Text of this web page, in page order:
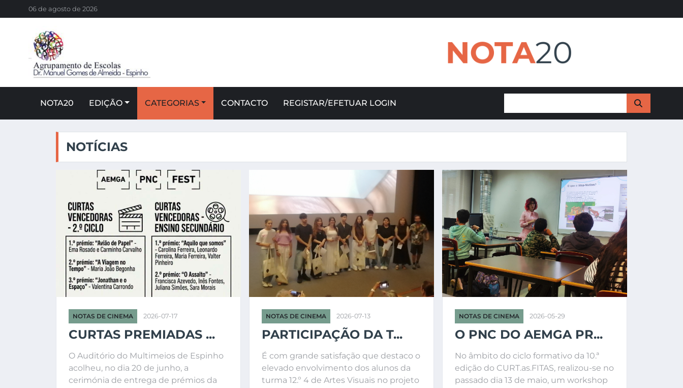
06 de agosto de 2026
NOTA20
NOTA20 EDIÇÃO CATEGORIAS CONTACTO REGISTAR/EFETUAR LOGIN
NOTÍCIAS
NOTAS DE CINEMA 2026-07-17
CURTAS PREMIADAS ...
O Auditório do Multimeios de Espinho
acolheu, no dia 20 de junho, a
cerimónia de entrega de prémios da
NOTAS DE CINEMA 2026-07-13
PARTICIPAÇÃO DA T...
É com grande satisfação que destaco o
elevado envolvimento dos alunos da
turma 12.º 4 de Artes Visuais no projeto
NOTAS DE CINEMA 2026-05-29
O PNC DO AEMGA PR...
No âmbito do ciclo formativo da 10.ª
edição do CURT.as.FITAS, realizou-se no
passado dia 13 de maio, um workshop